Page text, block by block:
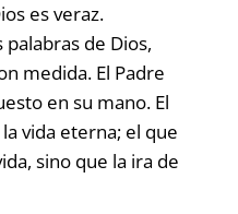
es veraz.
palabras de Dios,
medida. El Padre
en su mano. El
vida eterna; el que
sino que la ira de